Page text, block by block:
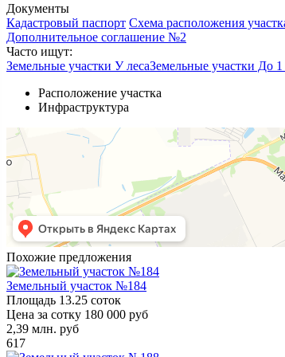
Документы
Кадастровый паспорт Схема расположения
Дополнительное соглашение №2
Часто ищут:
Земельные участки У лесаЗемельные участки До
Расположение участка
Инфраструктура
Похожие предложения
Земельный участок №184
Площадь 13.25 соток
Цена за сотку 180 000 руб
2,39 млн. руб
617